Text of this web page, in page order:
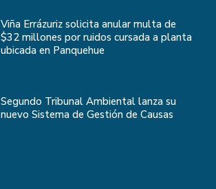
Viña Errázuriz solicita anular multa de
$32 millones por ruidos cursada a planta
ubicada en Panquehue
Segundo Tribunal Ambiental lanza su
nuevo Sistema de Gestión de Causas